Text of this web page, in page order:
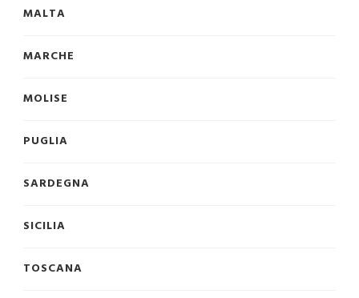
MALTA
MARCHE
MOLISE
PUGLIA
SARDEGNA
SICILIA
TOSCANA